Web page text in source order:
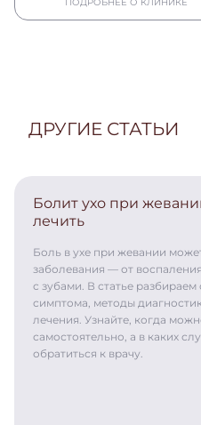
ПОДРОБНЕЕ О КЛИНИКЕ
ДРУГИЕ СТАТЬИ
Болит ухо при
лечить
Боль в ухе при жевании
заболевания — от
с зубами. В статье
симптома, методы
лечения. Узнайте, когда
самостоятельно, а в каких
обратиться к врачу.